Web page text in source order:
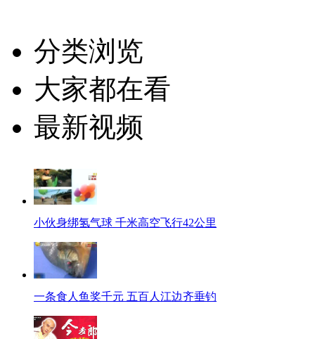
分类浏览
大家都在看
最新视频
小伙身绑氢气球 千米高空飞行42公里
一条食人鱼奖千元 五百人江边齐垂钓